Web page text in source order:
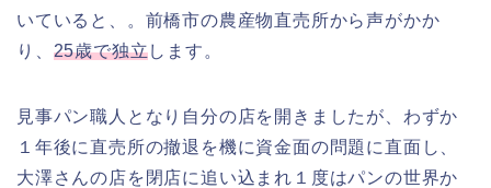
いていると、。前橋市の農産物直売所から声がかか
り、 25歳で独立します。
見事パン職人となり自分の店を開きましたが、わずか
１年後に直売所の撤退を機に資金面の問題に直面し、
大澤さんの店を閉店に追い込まれ１度はパンの世界か